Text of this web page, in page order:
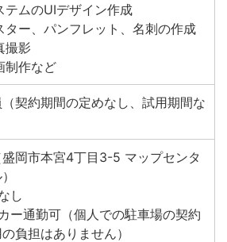
テムのUIデザイン作成
ター、パンフレット、名刺の作成
撮影
制作など
契約期間の定めなし、試用期間な
岡市本宮4丁目3-5 マップセンタ
し
ー通勤可（個人での駐車場の契約
負担はありません）